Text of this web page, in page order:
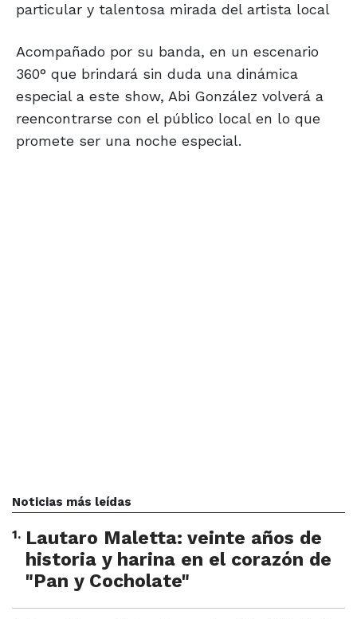
particular y talentosa mirada del artista local
Acompañado por su banda, en un escenario
360° que brindará sin duda una dinámica
especial a este show, Abi González volverá a
reencontrarse con el público local en lo que
promete ser una noche especial.
Noticias más leídas
1. Lautaro Maletta: veinte años de
historia y harina en el corazón de
"Pan y Cocholate"